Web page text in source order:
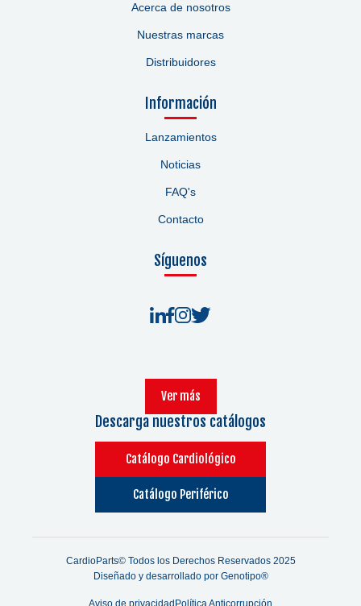
Acerca de nosotros
Nuestras marcas
Distribuidores
Información
Lanzamientos
Noticias
FAQ's
Contacto
Síguenos
Ver más
Descarga nuestros catálogos
Catálogo Cardiológico
Catálogo Periférico
CardioParts© Todos los Derechos Reservados 2025
Diseñado y desarrollado por Genotipo®